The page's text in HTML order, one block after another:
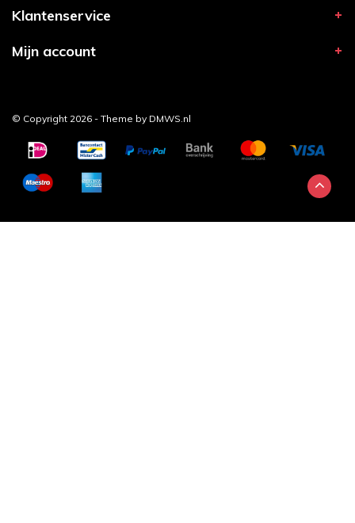
Klantenservice
Mijn account
© Copyright 2026 - Theme by DMWS.nl